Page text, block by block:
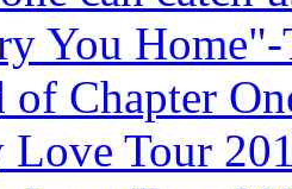
You
of Chapter
Love Tour